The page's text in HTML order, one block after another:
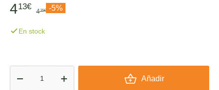
413€
435€ -5%
En stock
Añadir
+